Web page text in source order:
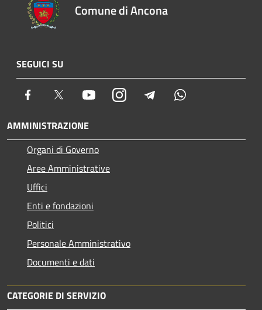
Comune di Ancona
SEGUICI SU
Facebook Twitter YoutubeInstagram Telegram
AMMINISTRAZIONE
Organi di Governo
Aree Amministrative
Uffici
Enti e fondazioni
Politici
Personale Amministrativo
Documenti e dati
CATEGORIE DI SERVIZIO